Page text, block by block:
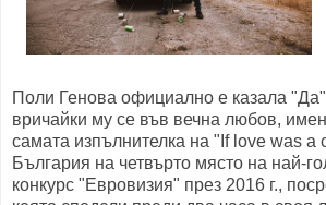
Поли Генова официално е казала
вричайки му се във вечна любов,
самата изпълнителка на "If love was a
България на четвърто място на най-
конкурс "Евровизия" през 2016 г.,